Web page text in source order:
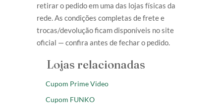
retirar o pedido em uma das lojas físicas da
rede. As condições completas de frete e
trocas/devolução ficam disponíveis no site
oficial — confira antes de fechar o pedido.
Lojas relacionadas
Cupom Prime Video
Cupom FUNKO